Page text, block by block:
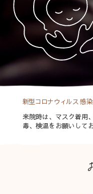
新型コロナウィルス感
来院時は、マスク着用
毒、検温をお願いして